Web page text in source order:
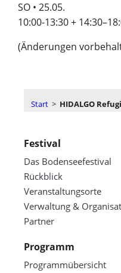
SO • 25.05.
10:00-13:30 +
(Änderungen
Start> HIDALGO
Festival
Das Bodenseefestival
Rückblick
Veranstaltungsorte
Verwaltung &
Partner
Programm
Programmübersicht